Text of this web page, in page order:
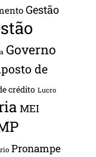
Gestão
Governo
de
crédito Lucro
MEI
Pronampe